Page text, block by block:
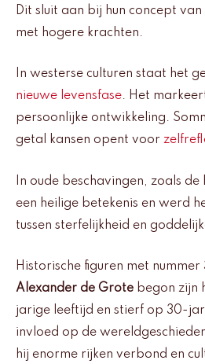
Dit sluit aan bij hun concept
met hogere krachten.
In westerse culturen staat het
nieuwe levensfase. Het
persoonlijke ontwikkeling.
getal kansen opent voor
In oude beschavingen, zoals
een heilige betekenis en werd
tussen sterfelijkheid en
Historische figuren met nummer
Alexander de Grote begon zijn
jarige leeftijd en stierf op 30-
invloed op de
hij enorme rijken verbond en